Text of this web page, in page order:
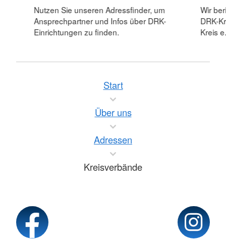
Nutzen Sie unseren Adressfinder, um
Ansprechpartner und Infos über DRK-
Einrichtungen zu finden.
Wir
DRK-
Kreis
Start
Über uns
Adressen
Kreisverbände